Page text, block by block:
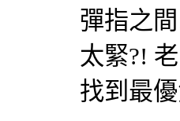
彈指之
太緊?!
找到最